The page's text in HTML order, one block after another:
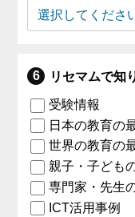
リセマムで知
受験情報
日本の教育の
世界の教育の
親子・子ども
専門家・先生
ICT活用事例